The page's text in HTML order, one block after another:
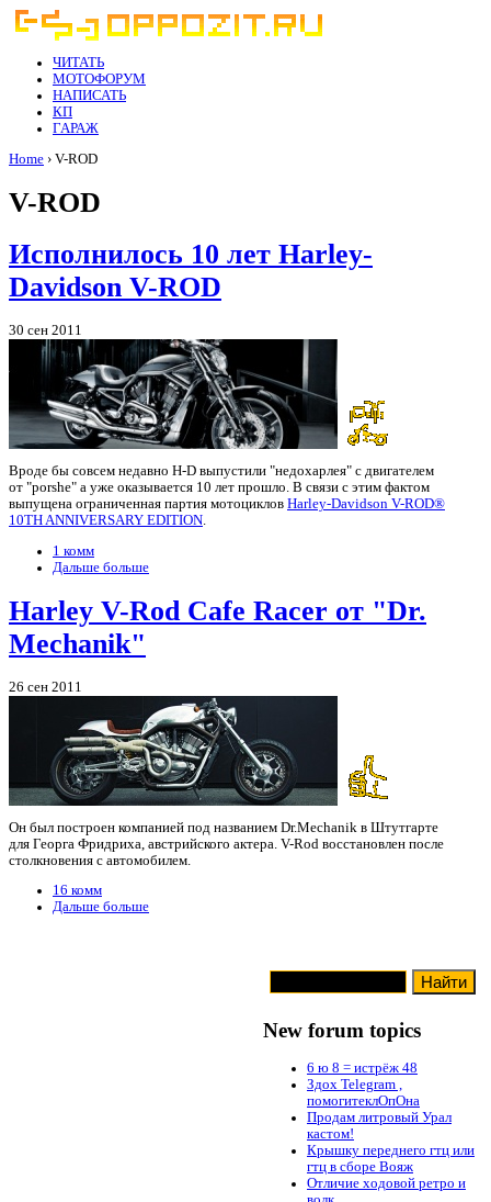
ЧИТАТЬ
МОТОФОРУМ
НАПИСАТЬ
КП
ГАРАЖ
Home › V-ROD
V-ROD
Исполнилось 10 лет Harley-
Davidson V-ROD
30 сен 2011
Вроде бы совсем недавно H-D выпустили "недохарлея" с двигателем
от "porshe" а уже оказывается 10 лет прошло. В связи с этим фактом
выпущена ограниченная партия мотоциклов Harley-Davidson V-ROD®
10TH ANNIVERSARY EDITION.
1 комм
Дальше больше
Harley V-Rod Cafe Racer от "Dr.
Mechanik"
26 сен 2011
Он был построен компанией под названием Dr.Mechanik в Штутгарте
для Георга Фридриха, австрийского актера. V-Rod восстановлен после
столкновения с автомобилем.
16 комм
Дальше больше
New forum topics
6 ю 8 = истрёж 48
Здох Telegram ,
помогитеклОпОна
Продам литровый Урал
кастом!
Крышку переднего гтц или
гтц в сборе Вояж
Отличие ходовой ретро и